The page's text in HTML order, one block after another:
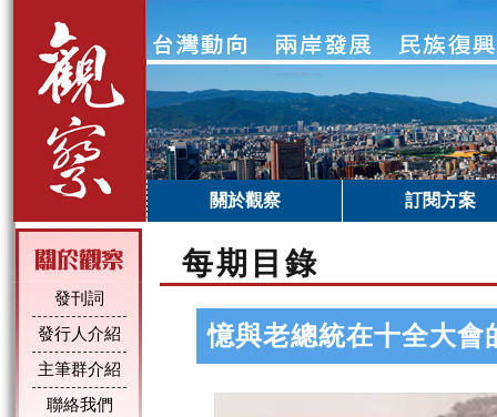
關於觀察 訂閱方案
發刊詞
發行人介紹
主筆群介紹
聯絡我們
每期目錄
憶與老總統在十全大會